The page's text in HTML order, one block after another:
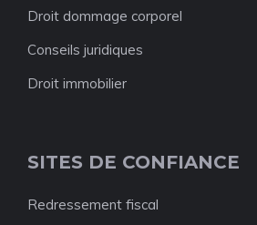
Droit dommage corporel
Conseils juridiques
Droit immobilier
SITES DE CONFIANCE
Redressement fiscal